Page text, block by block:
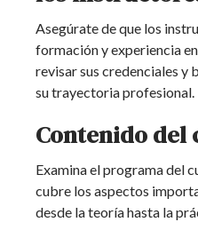
Asegúrate de que los
formación y experiencia
revisar sus credenciales y
su trayectoria profesional.
Contenido del
Examina el programa del
cubre los aspectos
desde la teoría hasta la